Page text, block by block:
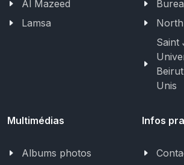
Al Mazeed
Lamsa
Saint
Unis
Multimédias
Albums photos
Infos